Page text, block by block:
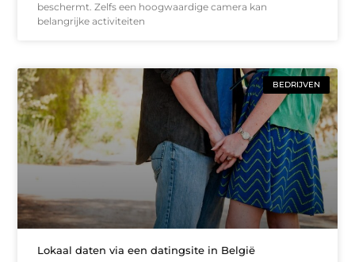
beschermt. Zelfs een hoogwaardige camera kan
belangrijke activiteiten
BEDRIJVEN
Lokaal daten via een datingsite in België